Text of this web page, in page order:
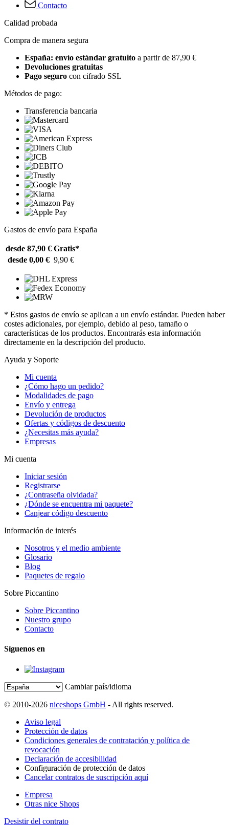
Contacto
Calidad probada
Compra de manera segura
España: envío estándar gratuito a partir de 87,90 €
Devoluciones gratuitas
Pago seguro con cifrado SSL
Métodos de pago:
Transferencia bancaria
Gastos de envío para España
desde 87,90 € Gratis*
desde 0,00 € 9,90 €
* Estos gastos de envío se aplican a un envío estándar. Pueden haber
costes adicionales, por ejemplo, debido al peso, tamaño o
características de los productos. Encontrarás esta información
directamente en la descripción del producto.
Ayuda y Soporte
Mi cuenta
¿Cómo hago un pedido?
Modalidades de pago
Envío y entrega
Devolución de productos
Ofertas y códigos de descuento
¿Necesitas más ayuda?
Empresas
Mi cuenta
Iniciar sesión
Registrarse
¿Contraseña olvidada?
¿Dónde se encuentra mi paquete?
Canjear código descuento
Información de interés
Nosotros y el medio ambiente
Glosario
Blog
Paquetes de regalo
Sobre Piccantino
Sobre Piccantino
Nuestro grupo
Contacto
Síguenos en
Cambiar país/idioma
© 2010-2026 niceshops GmbH - All rights reserved.
Aviso legal
Protección de datos
Condiciones generales de contratación y política de
revocación
Declaración de accesibilidad
Configuración de protección de datos
Cancelar contratos de suscripción aquí
Empresa
Otras nice Shops
Desistir del contrato